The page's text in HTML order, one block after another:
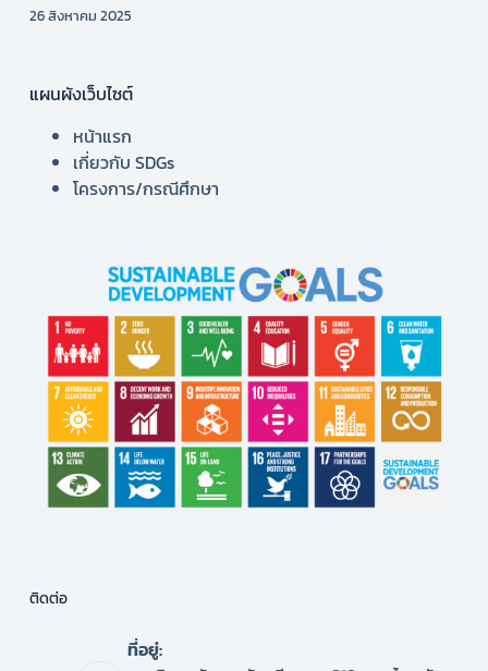
26 สิงหาคม 2025
แผนผังเว็บไซต์
หน้าแรก
เกี่ยวกับ SDGs
โครงการ/กรณีศึกษา
ติดต่อ
ที่อยู่: